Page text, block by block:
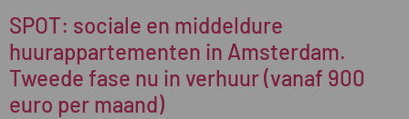
SPOT: sociale en middeldure
huurappartementen in Amsterdam.
Tweede fase nu in verhuur (vanaf 900
euro per maand)